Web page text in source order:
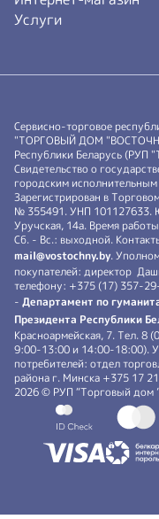
Услуги
Сервисно-торговое
"ТОРГОВЫЙ ДОМ
Республики Беларусь
Свидетельство о
городским
Зарегистрирован в
№ 355491. УНП 101127633.
Уручская, 14а. Время
Сб. - Вс.: выходной.
mail@vostochny.by.
покупателей: директор
телефону: +375 (17) 357-
- Департамент по
Президента Республики
Красноармейская, 7. Тел.
9:00-13:00 и 14:00-18:00).
потребителей: отдел
района г. Минска +375 17
2026 © РУП “Торговый дом